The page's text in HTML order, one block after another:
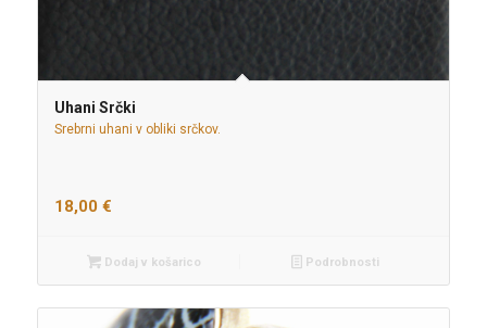
Uhani Srčki
Srebrni uhani v obliki srčkov.
18,00 €
Dodaj v košarico Podrobnosti